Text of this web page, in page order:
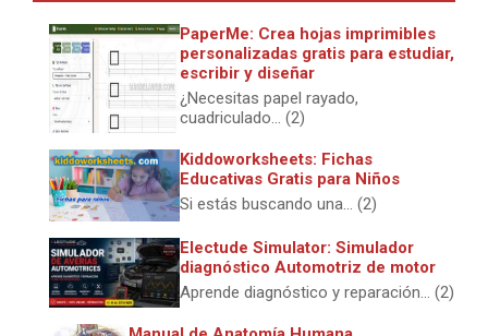
PaperMe: Crea hojas imprimibles
personalizadas gratis para estudiar,
escribir y diseñar
¿Necesitas papel rayado,
cuadriculado... (2)
Kiddoworksheets: Fichas
Educativas Gratis para Niños
Si estás buscando una... (2)
Electude Simulator: Simulador
diagnóstico Automotriz de motor
Aprende diagnóstico y reparación... (2)